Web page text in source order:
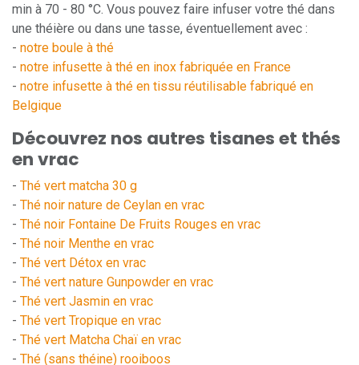
min à 70 - 80 °C. Vous pouvez faire infuser votre thé dans
une théière ou dans une tasse, éventuellement avec :
- notre boule à thé
- notre infusette à thé en inox fabriquée en France
- notre infusette à thé en tissu réutilisable fabriqué en
Belgique
Découvrez nos autres tisanes et thés
en vrac
- Thé vert matcha 30 g
- Thé noir nature de Ceylan en vrac
- Thé noir Fontaine De Fruits Rouges en vrac
- Thé noir Menthe en vrac
- Thé vert Détox en vrac
- Thé vert nature Gunpowder en vrac
- Thé vert Jasmin en vrac
- Thé vert Tropique en vrac
- Thé vert Matcha Chaï en vrac
- Thé (sans théine) rooiboos